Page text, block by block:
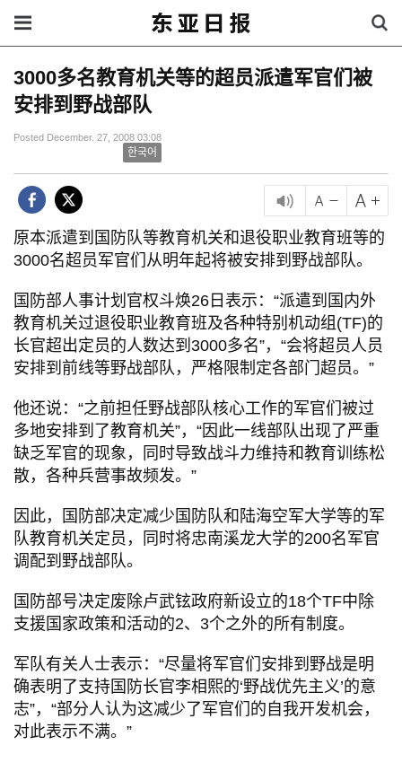
3000多名教育机关等的超员派遣军官们被
安排到野战部队
Posted December. 27, 2008 03:08
한국어
原本派遣到国防队等教育机关和退役职业教育班等的
3000名超员军官们从明年起将被安排到野战部队。
国防部人事计划官权斗焕26日表示：“派遣到国内外
教育机关过退役职业教育班及各种特别机动组(TF)的
长官超出定员的人数达到3000多名”，“会将超员人员
安排到前线等野战部队，严格限制定各部门超员。”
他还说：“之前担任野战部队核心工作的军官们被过
多地安排到了教育机关”，“因此一线部队出现了严重
缺乏军官的现象，同时导致战斗力维持和教育训练松
散，各种兵营事故频发。”
因此，国防部决定减少国防队和陆海空军大学等的军
队教育机关定员，同时将忠南溪龙大学的200名军官
调配到野战部队。
国防部号决定废除卢武铉政府新设立的18个TF中除
支援国家政策和活动的2、3个之外的所有制度。
军队有关人士表示：“尽量将军官们安排到野战是明
确表明了支持国防长官李相熙的‘野战优先主义’的意
志”，“部分人认为这减少了军官们的自我开发机会，
对此表示不满。”